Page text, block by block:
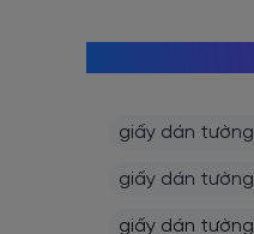
giấy dán
giấy dán
giấy dán